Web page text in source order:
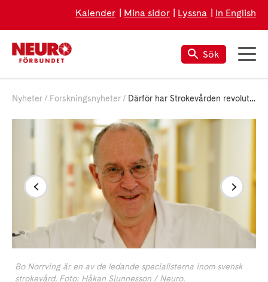
Kalender Mina sidor Lyssna In English
Sök
Nyheter Forskningsnyheter Därför har Strokevården revolutionerats enligt professor Bo Norrving
Bo Norrving är en av de ledande specialisterna inom svensk
strokevård. Foto: Håkan Sjunnesson / Neuro.